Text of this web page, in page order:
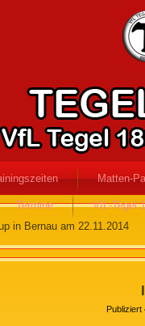
Matten-
Termine
VfL-Tegel
in Bernau am 22.11.2014
Publiziert